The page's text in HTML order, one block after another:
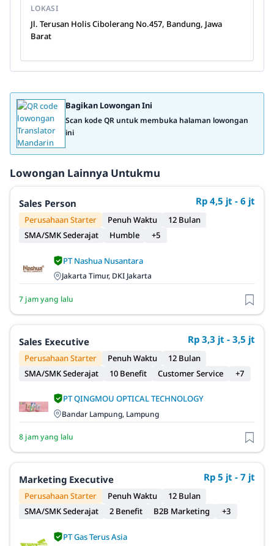
LOKASI
Jl. Terusan Holis Cibolerang No.457, Bandung, Jawa
Barat
Bagikan Lowongan Ini
Scan kode QR untuk membuka halaman lowongan
ini
Lowongan Lainnya Untukmu
Sales Person Rp 4,5 jt - 6 jt
Perusahaan Starter Penuh Waktu
12 Bulan
SMA/SMK Sederajat
Humble +5
PT Nashua Nusantara
Jakarta Timur, DKI Jakarta
7 jam yang lalu
Sales Executive Rp 3,3 jt - 3,5 jt
Perusahaan Starter Penuh Waktu
12 Bulan
SMA/SMK Sederajat
10 Benefit Customer Service +7
PT QINGMOU OPTICAL TECHNOLOGY
Bandar Lampung, Lampung
8 jam yang lalu
Marketing Executive Rp 5 jt - 7 jt
Perusahaan Starter Penuh Waktu
12 Bulan
SMA/SMK Sederajat
2 Benefit B2B Marketing +3
PT Gas Terus Asia